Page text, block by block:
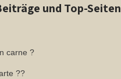
und Top-Seiten
carne ?
??